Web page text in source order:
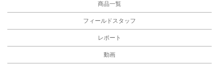
商品一覧
フィールドスタッフ
レポート
動画